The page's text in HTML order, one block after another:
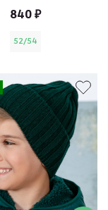
840 ₽
52/54